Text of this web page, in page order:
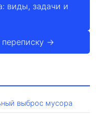
виды, задачи и
переписку →
выброс мусора